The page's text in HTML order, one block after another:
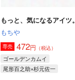
もっと、気になるアイツ。
もちや
専売 472円 （税込）
ゴールデンカムイ
尾形百之助×杉元佐一